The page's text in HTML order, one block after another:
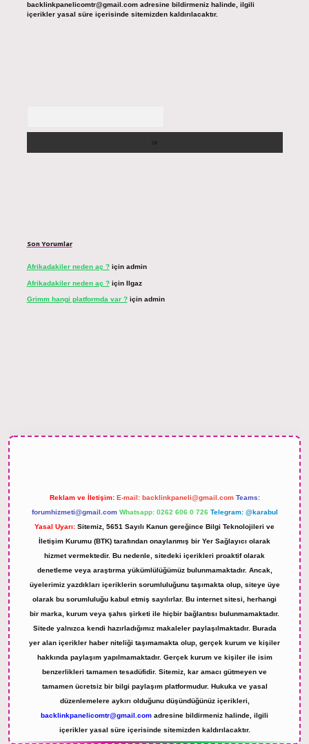
backlinkpanelicomtr@gmail.comadresine bildirmeniz halinde, ilgili
içerikler yasal süre içerisinde sitemizden kaldırılacaktır.
Son Yorumlar
Afrikadakiler neden aç ?için admin
Afrikadakiler neden aç ?için Ilgaz
Grimm hangi platformda var ?için admin
Reklam ve İletişim: E-mail: backlinkpaneli@gmail.com Teams:
forumhizmeti@gmail.com Whatsapp: 0262 606 0 726 Telegram: @karabul
Yasal Uyarı: Sitemiz, 5651 Sayılı Kanun gereğince Bilgi Teknolojileri ve
İletişim Kurumu (BTK) tarafından onaylanmış bir Yer Sağlayıcı olarak
hizmet vermektedir. Bu nedenle, sitedeki içerikleri proaktif olarak
denetleme veya araştırma yükümlülüğümüz bulunmamaktadır. Ancak,
üyelerimiz yazdıkları içeriklerin sorumluluğunu taşımakta olup, siteye üye
olarak bu sorumluluğu kabul etmiş sayılırlar. Bu internet sitesi, herhangi
bir marka, kurum veya şahıs şirketi ile hiçbir bağlantısı bulunmamaktadır.
Sitede yalnızca kendi hazırladığımız makaleler paylaşılmaktadır. Burada
yer alan içerikler haber niteliği taşımamakta olup, gerçek kurum ve kişiler
hakkında paylaşım yapılmamaktadır. Gerçek kurum ve kişiler ile isim
benzerlikleri tamamen tesadüfidir. Sitemiz, kar amacı gütmeyen ve
tamamen ücretsiz bir bilgi paylaşım platformudur. Hukuka ve yasal
düzenlemelere aykırı olduğunu düşündüğünüz içerikleri,
backlinkpanelicomtr@gmail.com adresine bildirmeniz halinde, ilgili
içerikler yasal süre içerisinde sitemizden kaldırılacaktır.